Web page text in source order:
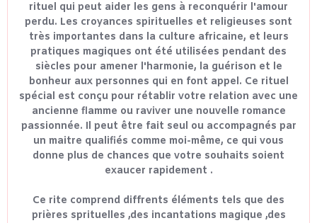
rituel qui peut aider les gens à reconquérir l'amour
perdu. Les croyances spirituelles et religieuses sont
très importantes dans la culture africaine, et leurs
pratiques magiques ont été utilisées pendant des
siècles pour amener l'harmonie, la guérison et le
bonheur aux personnes qui en font appel. Ce rituel
spécial est conçu pour rétablir votre relation avec une
ancienne flamme ou raviver une nouvelle romance
passionnée. Il peut être fait seul ou accompagnés par
un maitre qualifiés comme moi-même, ce qui vous
donne plus de chances que votre souhaits soient
exaucer rapidement .
Ce rite comprend diffrents éléments tels que des
prières sprituelles ,des incantations magique ,des